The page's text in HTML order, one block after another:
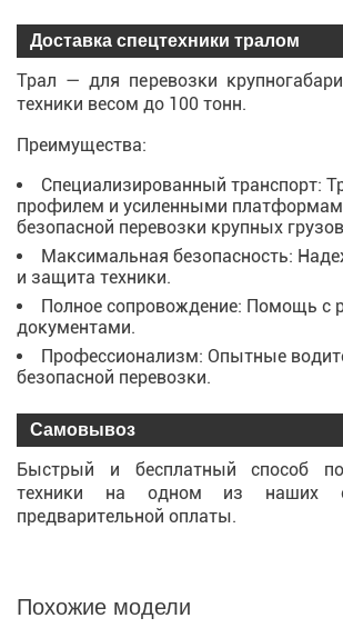
Доставка спецтехники тралом
Трал — для перевозки
техники весом до 100 тонн.
Преимущества:
Специализированный транспорт:
профилем и усиленными
безопасной перевозки крупных
Максимальная безопасность:
и защита техники.
Полное сопровождение: Помощь с
документами.
Профессионализм: Опытные
безопасной перевозки.
Самовывоз
Быстрый и бесплатный способ
техники на одном из наших
предварительной оплаты.
Похожие модели